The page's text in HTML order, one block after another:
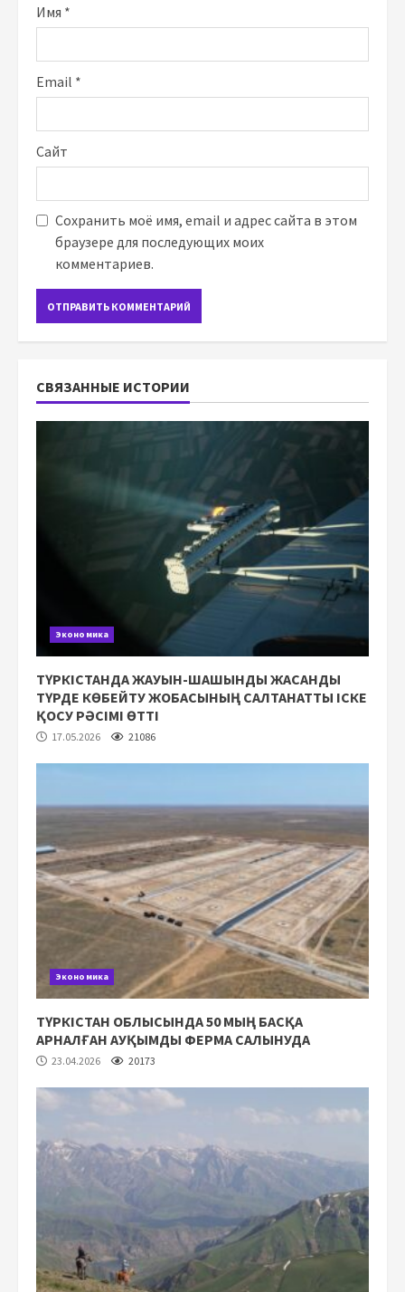
Имя *
Email *
Сайт
Сохранить моё имя, email и адрес сайта в этом
браузере для последующих моих
комментариев.
СВЯЗАННЫЕ ИСТОРИИ
Экономика
ТҮРКІСТАНДА ЖАУЫН-ШАШЫНДЫ ЖАСАНДЫ
ТҮРДЕ КӨБЕЙТУ ЖОБАСЫНЫҢ САЛТАНАТТЫ ІСКЕ
ҚОСУ РӘСІМІ ӨТТІ
17.05.2026 21086
Экономика
ТҮРКІСТАН ОБЛЫСЫНДА 50 МЫҢ БАСҚА
АРНАЛҒАН АУҚЫМДЫ ФЕРМА САЛЫНУДА
23.04.2026 20173